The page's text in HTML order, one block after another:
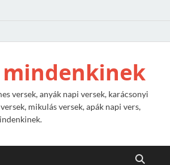
mindenkinek
versek, anyák napi versek, karácsonyi
mikulás versek, apák napi vers,